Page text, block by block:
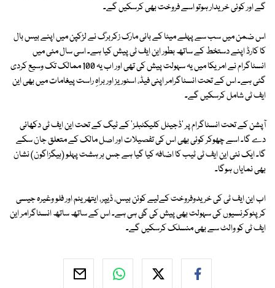
گے اور کوئی خریدار ہوتو اسے فروخت بھی کرسکیں گے۔
اس ضمن میں سب سے پہلے میٹا کے بانی مارک زکربرگ نے لڑکپن میں اپنے بیس بال
کا کارڈ اپنے دستخط کے ساتھ بطور این ایف ٹی پیش کیا ہے۔ اسی سال مئی میں
انسٹاگرام نے امریکا میں یہ سہولت پیش کی تھی اور اب یہ 100 ممالک تک وسیع کردی
گئی ہے۔ اس کے تحت انسٹاگرامر اپنی فیڈ، اسٹوریز اور براہِ راست پیغامات میں بھی این
ایف ٹی شامل کرسکیں گے۔
آپشن کے تحت انسٹاگرام پر 'ڈجیٹل کلیکٹبلز' کے ٹیگ کے تحت این ایف ٹی دکھائی
دے گا۔ اسے چھوکر کوئی بھی اس کی تفصیلات اور اصل مالک کے متعلق جان سکے
گا۔ ایک نئی این ایف ٹی ٹیب کا اضافہ کیا گیا ہے جس ہر ہشت پہلو (ہیگزاگون) نشان
بھی نمایاں ہوگا۔
اب این ایف ٹی کی خریدوفروخت کےلیے کوئن بیس، ڈیپر، ایتھریئم اور فلو وغیرہ جیسی
کرپٹوکرنسیوں کی سہولت بھی پیش کی گئ ہی ہے۔ اس کے ساتھ ساتھ انسٹاگرامر این
ایف ٹی کو والٹ سے بھی منسلک کرسکیں گے۔